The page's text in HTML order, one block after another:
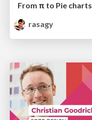
From π to Pie charts
rasagy